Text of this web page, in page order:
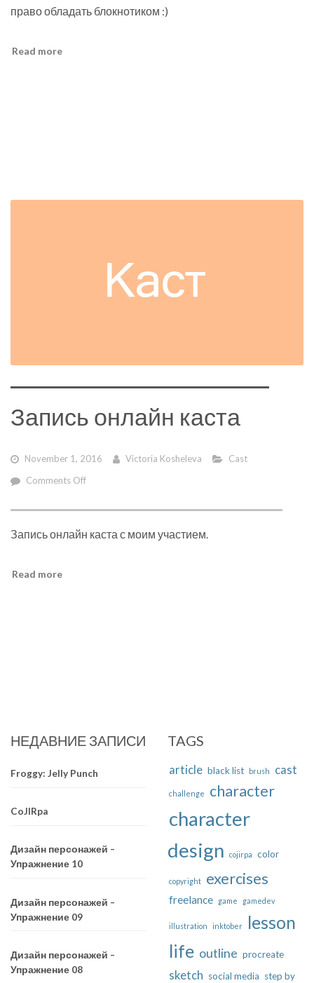
право обладать блокнотиком :)
Read more
Запись онлайн каста
November 1, 2016 Victoria Kosheleva
Cast
Comments Offon
онлайн
Запись онлайн каста с моим участием.
Read more
НЕДАВНИЕ ЗАПИСИ
Froggy: Jelly Punch
CoJIRpa
Дизайн персонажей –
Упражнение 10
Дизайн персонажей –
Упражнение 09
Дизайн персонажей –
Упражнение 08
TAGS
article black list brush cast
challenge character
character
design
cojirpa color
copyright exercises
freelance game gamedev
illustration inktober lesson
life outline procreate
sketch social media step by